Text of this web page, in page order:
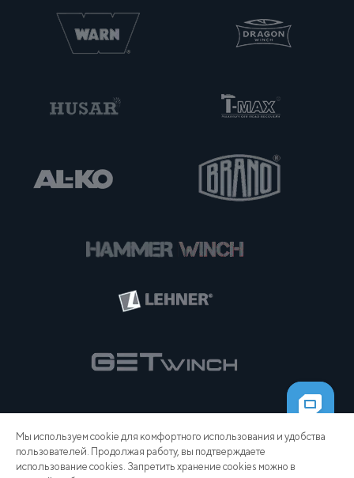
Мы используем cookie для комфортного использования и удобства
пользователей. Продолжая работу, вы подтверждаете
использование cookies. Запретить хранение cookies можно в